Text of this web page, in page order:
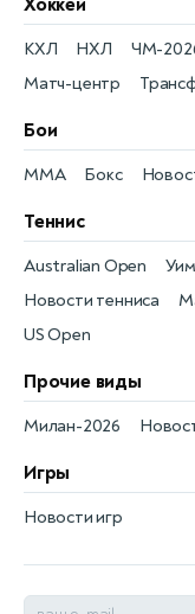
КХЛ
Матч-центр
НХЛ
ЧМ-
Бои
MMA Бокс
Теннис
Новости тенниса
Australian Open
US Open
Прочие виды
Милан-2026
Игры
Новости игр